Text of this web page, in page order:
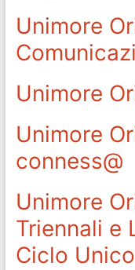
Unimore
Unimore
Unimore
conness@
Unimore
Triennali e
Ciclo Unico